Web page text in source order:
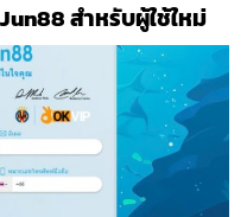
สำหรับผู้ใช้ใหม่